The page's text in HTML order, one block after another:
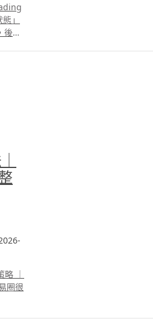
」
來
急
勢
生
場
方
修
預
的
較
們
本
市況
代表
勢
｜
圈很